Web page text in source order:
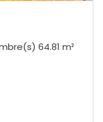
Appartement 3 pièce(s) 1 chambre(s) 64.81 m²